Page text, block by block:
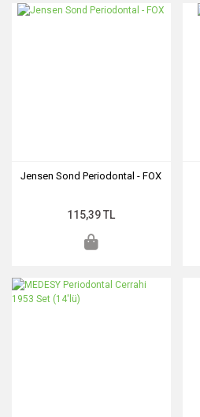
Jensen Sond Periodontal - FOX
115,39 TL